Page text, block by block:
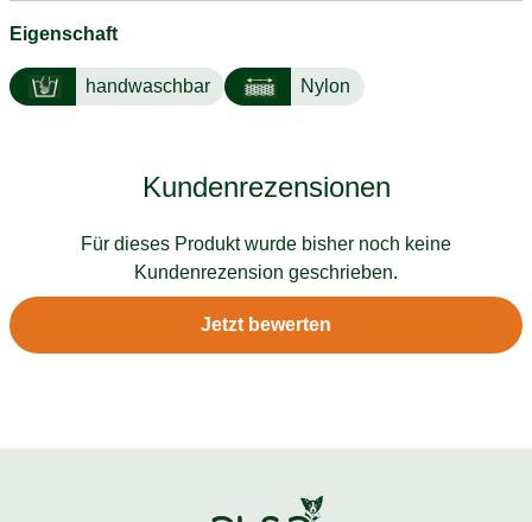
Eigenschaft
handwaschbar Nylon
Kundenrezensionen
Für dieses Produkt wurde bisher noch keine
Kundenrezension geschrieben.
Jetzt bewerten